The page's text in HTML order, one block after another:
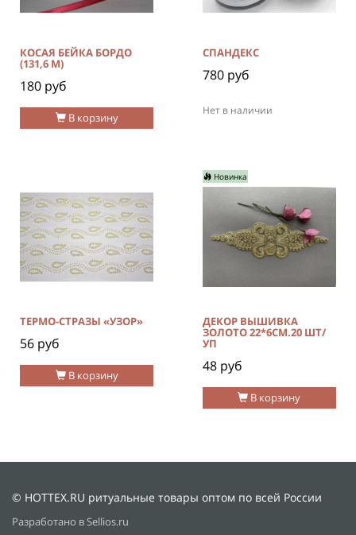
В корзину
КОСАЯ БЕЙКА БОРДО
(131,6 М)
180 руб
Нет в наличии
СПАНДЕКС
780 руб
В корзину
ТЕРМО-СТРАЗЫ «УЗОР»
56 руб
Новинка
В корзину
ДЕКОР ВЫШИВКА
ЗОЛОТО 22*6СМ.20 ШТ/
УП
48 руб
© HOTTEX.RU ритуальные товары оптом по всей России
Разработано в Sellios.ru